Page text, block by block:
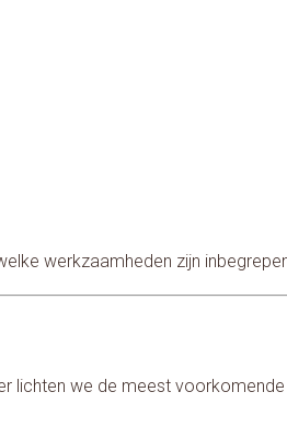
werkzaamheden zijn
lichten we de meest